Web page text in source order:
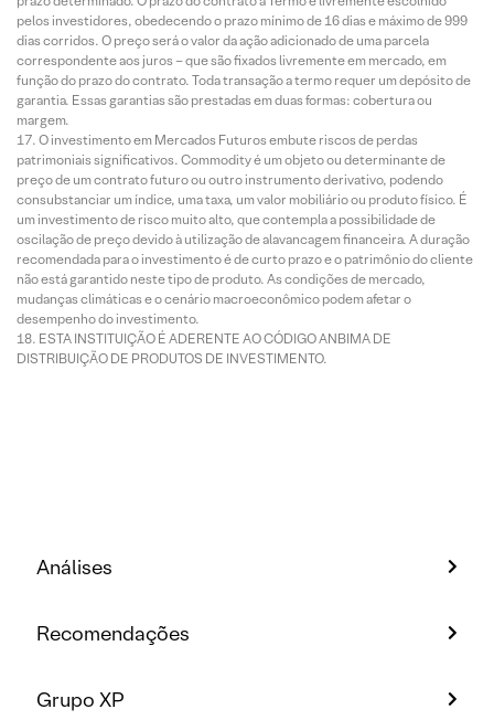
pelos investidores, obedecendo o prazo mínimo de 16 dias e máximo de 999
dias corridos. O preço será o valor da ação adicionado de uma parcela
correspondente aos juros – que são fixados livremente em mercado, em
função do prazo do contrato. Toda transação a termo requer um depósito de
garantia. Essas garantias são prestadas em duas formas: cobertura ou
margem.
O investimento em Mercados Futuros embute riscos de perdas
patrimoniais significativos. Commodity é um objeto ou determinante de
preço de um contrato futuro ou outro instrumento derivativo, podendo
consubstanciar um índice, uma taxa, um valor mobiliário ou produto físico. É
um investimento de risco muito alto, que contempla a possibilidade de
oscilação de preço devido à utilização de alavancagem financeira. A duração
recomendada para o investimento é de curto prazo e o patrimônio do cliente
não está garantido neste tipo de produto. As condições de mercado,
mudanças climáticas e o cenário macroeconômico podem afetar o
desempenho do investimento.
ESTA INSTITUIÇÃO É ADERENTE AO CÓDIGO ANBIMA DE
DISTRIBUIÇÃO DE PRODUTOS DE INVESTIMENTO.
Análises
Recomendações
Grupo XP